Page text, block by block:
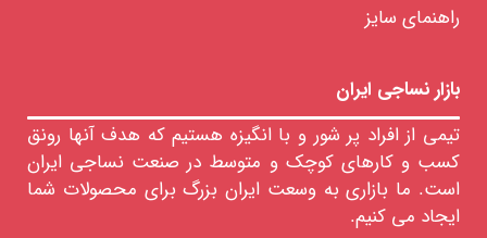
ابزار
تاسیسات
خدمات
مهندسی
راهنمای سایز
بازار نساجی ایران
تیمی از افراد پر شور و با انگیزه هستیم که هدف آنها رونق
کسب و کارهای کوچک و متوسط در صنعت نساجی ایران
است. ما بازاری به وسعت ایران بزرگ برای محصولات شما
ایجاد می کنیم.